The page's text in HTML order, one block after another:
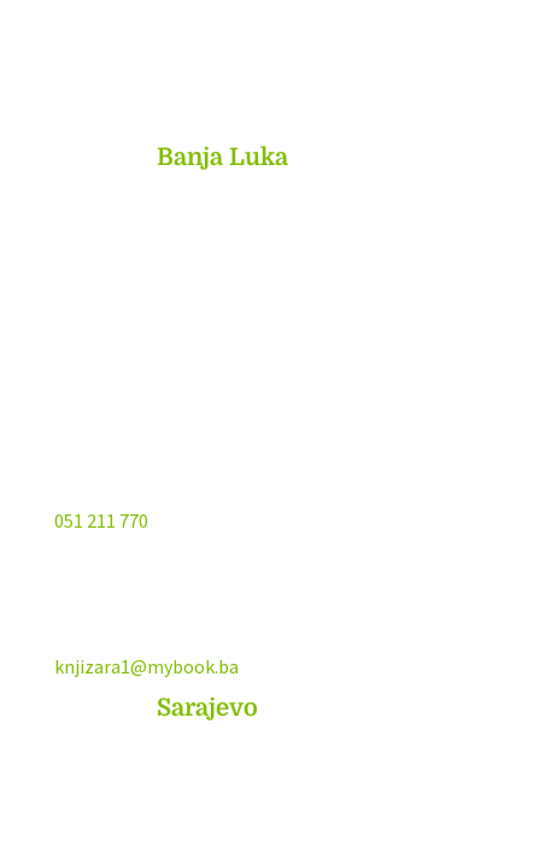
Banja Luka
051 211 770
knjizara1@mybook.ba
Sarajevo